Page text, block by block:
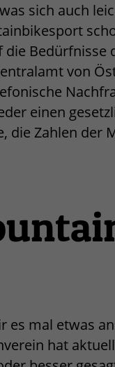
sich auch
Bedürfnisse
von
einen
die Zahlen der
es mal etwas
hat